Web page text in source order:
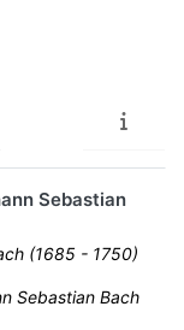
Sebastian
(1685 - 1750)
Sebastian Bach